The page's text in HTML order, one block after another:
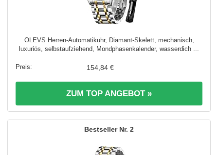
OLEVS Herren-Automatikuhr, Diamant-Skelett, mechanisch,
luxuriös, selbstaufziehend, Mondphasenkalender, wasserdich ...
154,84 €
ZUM TOP ANGEBOT »
2